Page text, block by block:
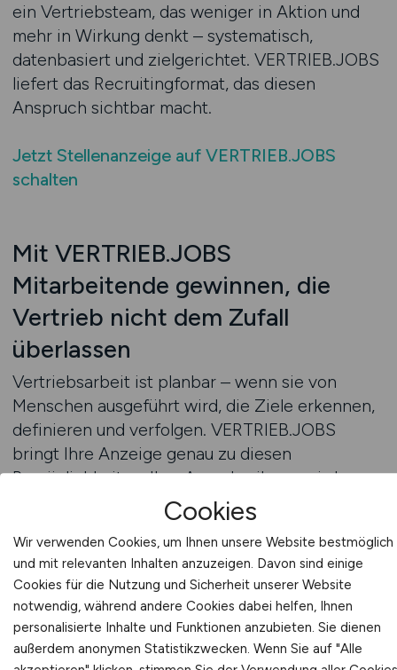
ein Vertriebsteam, das weniger in Aktion und
mehr in Wirkung denkt – systematisch,
datenbasiert und zielgerichtet. VERTRIEB.JOBS
liefert das Recruitingformat, das diesen
Anspruch sichtbar macht.
Jetzt Stellenanzeige auf VERTRIEB.JOBS
schalten
Mit VERTRIEB.JOBS
Mitarbeitende gewinnen, die
Vertrieb nicht dem Zufall
überlassen
Vertriebsarbeit ist planbar – wenn sie von
Menschen ausgeführt wird, die Ziele erkennen,
definieren und verfolgen. VERTRIEB.JOBS
bringt Ihre Anzeige genau zu diesen
Persönlichkeiten. Ihre Ausschreibung wird
inhaltlich fundiert formuliert, mobilfähig
ausgespielt und keywordoptimiert im
vertriebsnahen Umfeld platziert. Sie gewinnen
Persönlichkeiten, die nicht durch den Tag
treiben – sondern bewusst priorisieren.
Menschen, die ihren Funnel pflegen, ihre KPIs
ernst nehmen und sich regelmäßig hinterfragen.
Cookies
Wir verwenden Cookies, um Ihnen unsere Website bestmöglich
und mit relevanten Inhalten anzuzeigen. Davon sind einige
Cookies für die Nutzung und Sicherheit unserer Website
notwendig, während andere Cookies dabei helfen, Ihnen
personalisierte Inhalte und Funktionen anzubieten. Sie dienen
außerdem anonymen Statistikzwecken. Wenn Sie auf "Alle